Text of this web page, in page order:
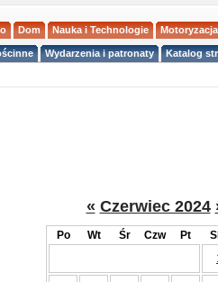
Dom Nauka i Technologie Motoryzacja
Wydarzenia i patronaty Katalog
« Czerwiec 2024
Po Wt Śr Czw Pt